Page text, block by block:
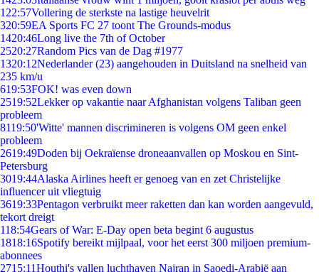
1 22:57Vollering de sterkste na lastige heuvelrit
320:59EA Sports FC 27 toont The Grounds-modus
1420:46Long live the 7th of October
2520:27Random Pics van de Dag #1977
1320:12Nederlander (23) aangehouden in Duitsland na snelheid van
235 km/u
619:53FOK! was even down
2519:52Lekker op vakantie naar Afghanistan volgens Taliban geen
probleem
8119:50'Witte' mannen discrimineren is volgens OM geen enkel
probleem
2619:49Doden bij Oekraïense droneaanvallen op Moskou en Sint-
Petersburg
3019:44Alaska Airlines heeft er genoeg van en zet Christelijke
influencer uit vliegtuig
3619:33Pentagon verbruikt meer raketten dan kan worden aangevuld,
tekort dreigt
118:54Gears of War: E-Day open beta begint 6 augustus
1818:16Spotify bereikt mijlpaal, voor het eerst 300 miljoen premium-
abonnees
2715:11Houthi's vallen luchthaven Najran in Saoedi-Arabië aan